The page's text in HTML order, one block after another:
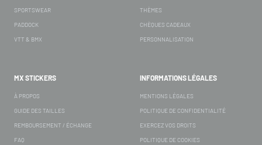
SPORTSWEAR
PADDOCK
VTT & BMX
THÈMES
CHÈQUES CADEAUX
PERSONNALISATION
MX STICKERS
À PROPOS
GUIDE DES TAILLES
REMBOURSEMENT / ÉCHANGE
FAQ
INFORMATIONS LÉGALES
MENTIONS LÉGALES
POLITIQUE DE CONFIDENTIALITÉ
EXERCEZ VOS DROITS
POLITIQUE DE COOKIES